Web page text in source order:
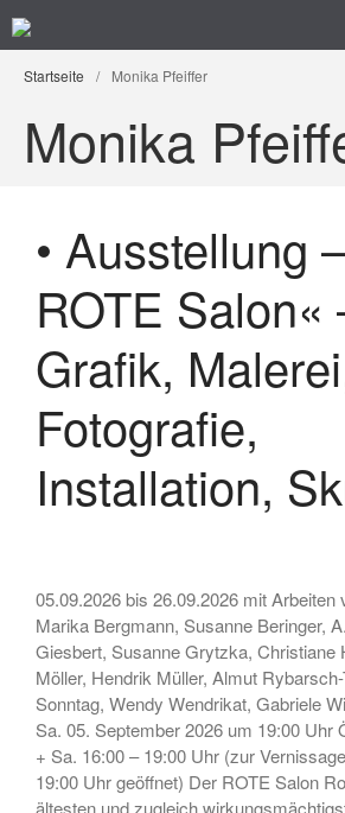
Startseite
Programm
Suchen
nach:
•
Salon«
Skulptur
•
SeHfest
Kunst im Kreuzviertel
Startseite / Monika Pfeiffer
Monika
• Ausstellung
ROTE Salon«
Grafik,
Fotografie,
Installation,
05.09.2026 bis 26.09.2026 mit Arbeiten
Marika Bergmann, Susanne Beringer,
Giesbert, Susanne Grytzka, Christiane
Möller, Hendrik Müller, Almut
Sonntag, Wendy Wendrikat, Gabriele
Sa. 05. September 2026 um 19:00 Uhr
+ Sa. 16:00 – 19:00 Uhr (zur
19:00 Uhr geöffnet) Der ROTE Salon
ältesten und zugleich